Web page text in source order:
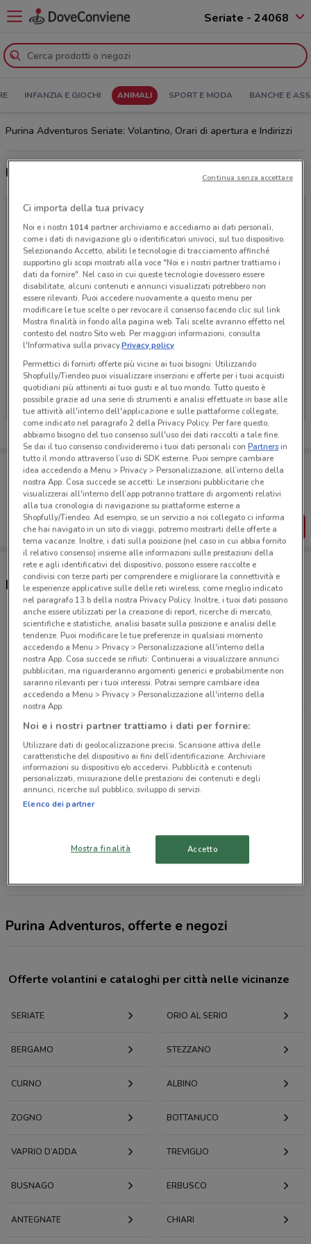
Seriate - 24068
INFANZIA E GIOCHI ANIMALI SPORT E MODA BANCHE E
Purina Adventuros Seriate: Volantino, Orari di apertura e Indirizzi
Ultime offerte del volantino Purina Adventuros
Ci dispiace, al momento non abbiamo pubblicato
volantini nella tua zona. Riprova più tardi.
Porta DoveConviene sempre con te!
Puoi trovare le migliori offerte dei negozi vicino a te,
salvarle e creare la tua lista del risparmio, comodamente
dal tuo cellulare.
SCARICA L’APP
Negozi Purina Adventuros a Seriate
Via Brusaporto, 41 Seriate
1.9 km
APERTO
Via A. Galimberti, 33/E Scanzorosciate
2.4 km
APERTO
Via Serassi, 5/11 Bergamo
3 km
APERTO
Via Portico, 71 Orio Al Serio
3.3 km
APERTO
3.4 km
APERTO
Purina Adventuros, offerte e negozi
Offerte volantini e cataloghi per città nelle vicinanze
SERIATE ORIO AL SERIO
BERGAMO STEZZANO
CURNO ALBINO
ZOGNO BOTTANUCO
VAPRIO D’ADDA TREVIGLIO
BUSNAGO ERBUSCO
ANTEGNATE CHIARI
Ci importa della tua privacy
Noi e i nostri 1014partner archiviamo e accediamo ai dati personali,
come i dati di navigazione gli o identificatori univoci, sul tuo dispositivo.
Selezionando Accetto, abiliti le tecnologie di tracciamento affinché
supportino gli scopi mostrati alla voce "Noi e i nostri partner trattiamo i
dati da fornire". Nel caso in cui queste tecnologie dovessero essere
disabilitate, alcuni contenuti e annunci visualizzati potrebbero non
essere rilevanti. Puoi accedere nuovamente a questo menu per
modificare le tue scelte o per revocare il consenso facendo clic sul link
Mostra finalità in fondo alla pagina web. Tali scelte avranno effetto nel
contesto del nostro Sito web. Per maggiori informazioni, consulta
l'Informativa sulla privacy.Privacy policy
Permettici di fornirti offerte più vicine ai tuoi bisogni: Utilizzando
Shopfully/Tiendeo puoi visualizzare inserzioni e offerte per i tuoi acquisti
quotidiani più attinenti ai tuoi gusti e al tuo mondo. Tutto questo è
possibile grazie ad una serie di strumenti e analisi effettuate in base alle
tue attività all'interno dell'applicazione e sulle piattaforme collegate,
come indicato nel paragrafo 2 della Privacy Policy. Per fare questo,
abbiamo bisogno del tuo consenso sull'uso dei dati raccolti a tale fine.
Se dai il tuo consenso condivideremo i tuoi dati personali conPartnersin
tutto il mondo attraverso l’uso di SDK esterne. Puoi sempre cambiare
idea accedendo a Menu > Privacy > Personalizzazione, all’interno della
nostra App. Cosa succede se accetti: Le inserzioni pubblicitarie che
visualizzerai all'interno dell’app potranno trattare di argomenti relativi
alla tua cronologia di navigazione su piattaforme esterne a
Shopfully/Tiendeo. Ad esempio, se un servizio a noi collegato ci informa
che hai navigato in un sito di viaggi, potremo mostrarti delle offerte a
tema vacanze. Inoltre, i dati sulla posizione (nel caso in cui abbia fornito
il relativo consenso) insieme alle informazioni sulle prestazioni della
rete e agli identificativi del dispositivo, possono essere raccolte e
condivisi con terze parti per comprendere e migliorare la connettività e
le esperienze applicative sulle delle reti wireless, come meglio indicato
nel paragrafo 13.b della nostra Privacy Policy. Inoltre, i tuoi dati possono
anche essere utilizzati per la creazione di report, ricerche di mercato,
scientifiche e statistiche, analisi basate sulla posizione e analisi delle
tendenze. Puoi modificare le tue preferenze in qualsiasi momento
accedendo a Menu > Privacy > Personalizzazione all'interno della
nostra App. Cosa succede se rifiuti: Continuerai a visualizzare annunci
pubblicitari, ma riguarderanno argomenti generici e probabilmente non
saranno rilevanti per i tuoi interessi. Potrai sempre cambiare idea
accedendo a Menu > Privacy > Personalizzazione all'interno della
nostra App.
Noi e i nostri partner trattiamo i dati per fornire:
Utilizzare dati di geolocalizzazione precisi. Scansione attiva delle
caratteristiche del dispositivo ai fini dell’identificazione. Archiviare
informazioni su dispositivo e/o accedervi. Pubblicità e contenuti
personalizzati, misurazione delle prestazioni dei contenuti e degli
annunci, ricerche sul pubblico, sviluppo di servizi.
Elenco dei partner
Mostra finalità Accetto
Continua senza accettare